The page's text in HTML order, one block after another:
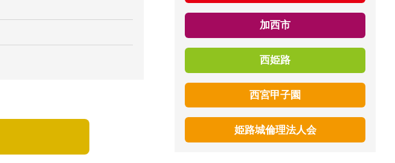
加西市
西姫路
西宮甲子園
姫路城倫理法人会